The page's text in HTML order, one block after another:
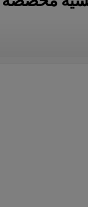
للحصول على
المحددة لهذا العقد.
القماش لإنتاج